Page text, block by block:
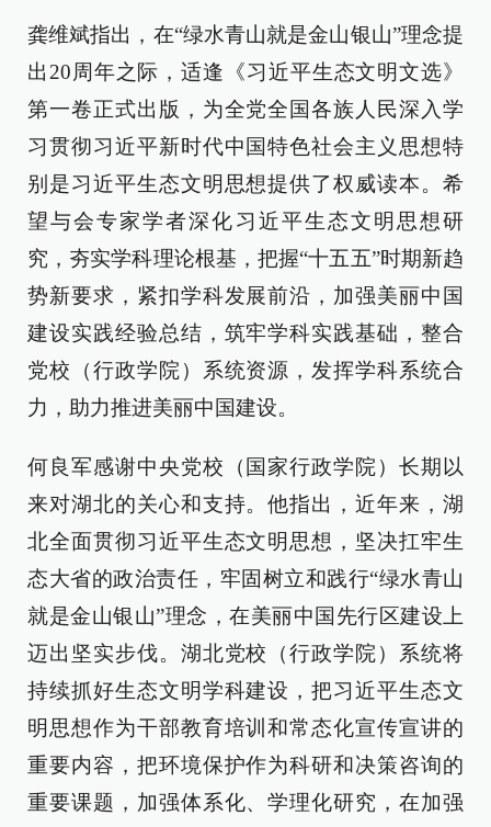
龚维斌指出，在“绿水青山就是金山银山”理念提
出20周年之际，适逢《习近平生态文明文选》
第一卷正式出版，为全党全国各族人民深入学
习贯彻习近平新时代中国特色社会主义思想特
别是习近平生态文明思想提供了权威读本。希
望与会专家学者深化习近平生态文明思想研
究，夯实学科理论根基，把握“十五五”时期新趋
势新要求，紧扣学科发展前沿，加强美丽中国
建设实践经验总结，筑牢学科实践基础，整合
党校（行政学院）系统资源，发挥学科系统合
力，助力推进美丽中国建设。
何良军感谢中央党校（国家行政学院）长期以
来对湖北的关心和支持。他指出，近年来，湖
北全面贯彻习近平生态文明思想，坚决扛牢生
态大省的政治责任，牢固树立和践行“绿水青山
就是金山银山”理念，在美丽中国先行区建设上
迈出坚实步伐。湖北党校（行政学院）系统将
持续抓好生态文明学科建设，把习近平生态文
明思想作为干部教育培训和常态化宣传宣讲的
重要内容，把环境保护作为科研和决策咨询的
重要课题，加强体系化、学理化研究，在加强